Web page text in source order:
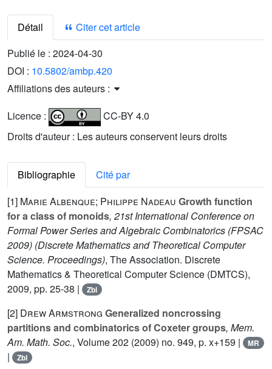
Détail
Citer cet article
Publié le : 2024-04-30
DOI : 10.5802/ambp.420
Affiliations des auteurs :
Licence :
CC-BY 4.0
Droits d'auteur : Les auteurs conservent leurs droits
Bibliographie
Cité par
[1] Marie Albenque; Philippe Nadeau Growth function
for a class of monoids, 21st International Conference on
Formal Power Series and Algebraic Combinatorics (FPSAC
2009) (Discrete Mathematics and Theoretical Computer
Science. Proceedings), The Association. Discrete
Mathematics & Theoretical Computer Science (DMTCS),
2009, pp. 25-38 |
Zbl
[2] Drew Armstrong Generalized noncrossing
partitions and combinatorics of Coxeter groups, Mem.
Am. Math. Soc., Volume 202 (2009) no. 949, p. x+159 | MR
| Zbl